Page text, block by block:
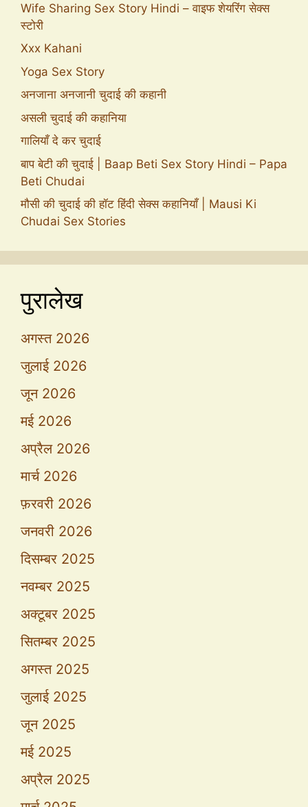
Wife Sharing Sex Story Hindi – वाइफ शेयरिंग सेक्स
स्टोरी
Xxx Kahani
Yoga Sex Story
अनजाना अनजानी चुदाई की कहानी
असली चुदाई की कहानिया
गालियाँ दे कर चुदाई
बाप बेटी की चुदाई | Baap Beti Sex Story Hindi – Papa
Beti Chudai
मौसी की चुदाई की हॉट हिंदी सेक्स कहानियाँ | Mausi Ki
Chudai Sex Stories
पुरालेख
अगस्त 2026
जुलाई 2026
जून 2026
मई 2026
अप्रैल 2026
मार्च 2026
फ़रवरी 2026
जनवरी 2026
दिसम्बर 2025
नवम्बर 2025
अक्टूबर 2025
सितम्बर 2025
अगस्त 2025
जुलाई 2025
जून 2025
मई 2025
अप्रैल 2025